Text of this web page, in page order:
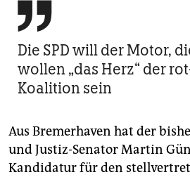

Die SPD will der Motor,
wollen „das Herz“ der
Koalition sein
Aus Bremerhaven hat der
und Justiz-Senator Martin
Kandidatur für den